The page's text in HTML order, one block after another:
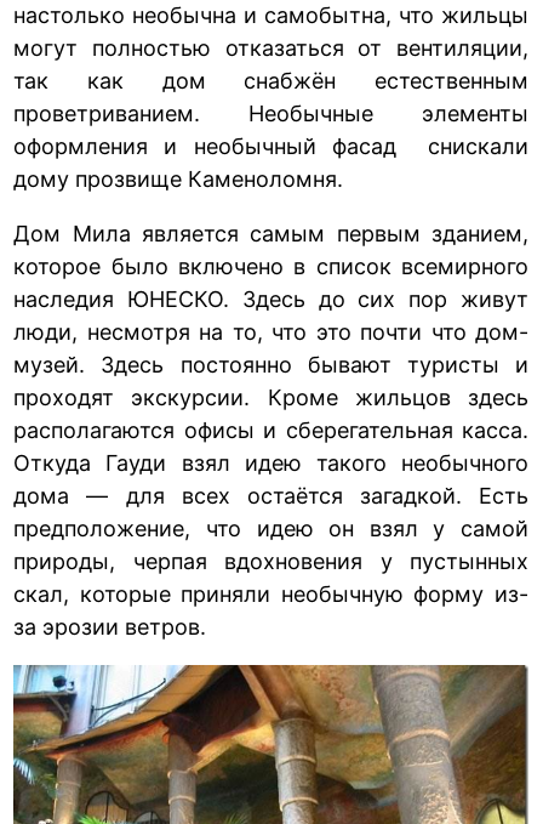
настолько необычна и самобытна, что жильцы
могут полностью отказаться от вентиляции,
так как дом снабжён естественным
проветриванием. Необычные элементы
оформления и необычный фасад снискали
дому прозвище Каменоломня.
Дом Мила является самым первым зданием,
которое было включено в список всемирного
наследия ЮНЕСКО. Здесь до сих пор живут
люди, несмотря на то, что это почти что дом-
музей. Здесь постоянно бывают туристы и
проходят экскурсии. Кроме жильцов здесь
располагаются офисы и сберегательная касса.
Откуда Гауди взял идею такого необычного
дома — для всех остаётся загадкой. Есть
предположение, что идею он взял у самой
природы, черпая вдохновения у пустынных
скал, которые приняли необычную форму из-
за эрозии ветров.